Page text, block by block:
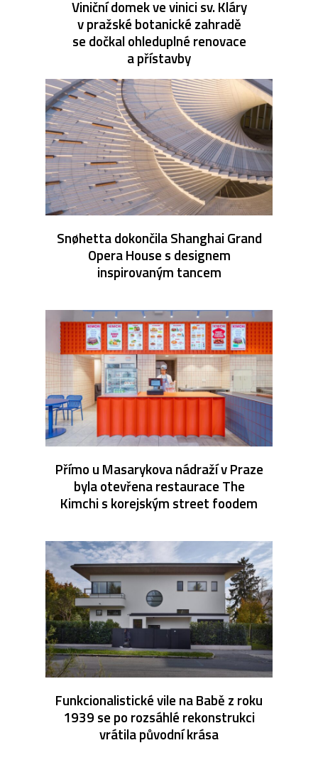
Viniční domek ve vinici sv. Kláry
v pražské botanické zahradě
se dočkal ohleduplné renovace
a přístavby
Snøhetta dokončila Shanghai Grand
Opera House s designem
inspirovaným tancem
Přímo u Masarykova nádraží v Praze
byla otevřena restaurace The
Kimchi s korejským street foodem
Funkcionalistické vile na Babě z roku
1939 se po rozsáhlé rekonstrukci
vrátila původní krása